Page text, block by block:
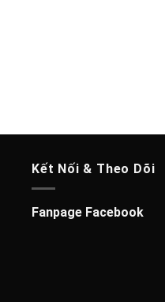
Kết Nối & Theo Dõi
Fanpage Facebook